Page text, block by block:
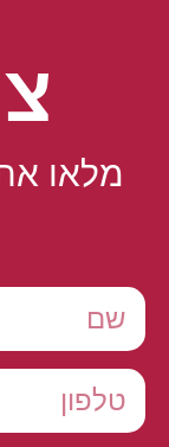
מלאו את